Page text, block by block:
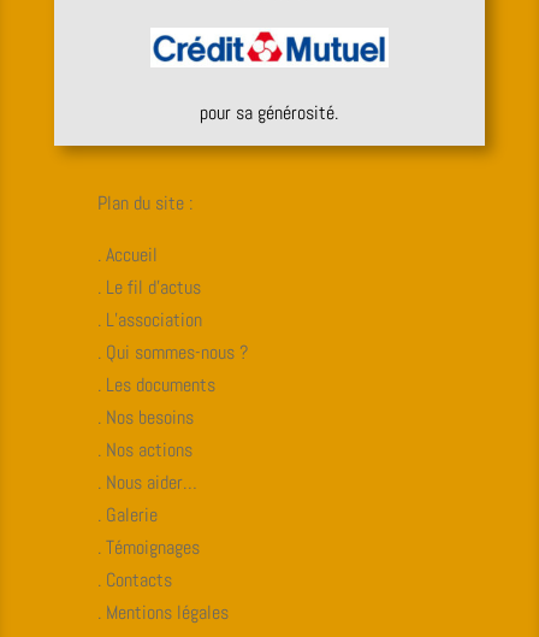
pour sa générosité.
Plan du site :
. Accueil
. Le fil d’actus
. L’association
. Qui sommes-nous ?
. Les documents
. Nos besoins
. Nos actions
. Nous aider…
. Galerie
. Témoignages
. Contacts
. Mentions légales